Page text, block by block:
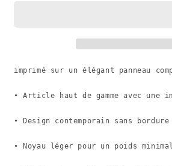
15
15
imprimé sur un élégant panneau
• Article haut de gamme avec une
• Design contemporain sans bordure
• Noyau léger pour un poids minimal